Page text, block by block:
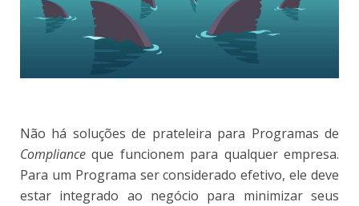
Não há soluções de prateleira para Programas de
Compliance que funcionem para qualquer empresa.
Para um Programa ser considerado efetivo, ele deve
estar integrado ao negócio para minimizar seus